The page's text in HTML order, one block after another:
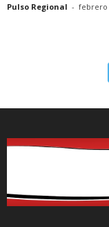
Pulso Regional - febrero